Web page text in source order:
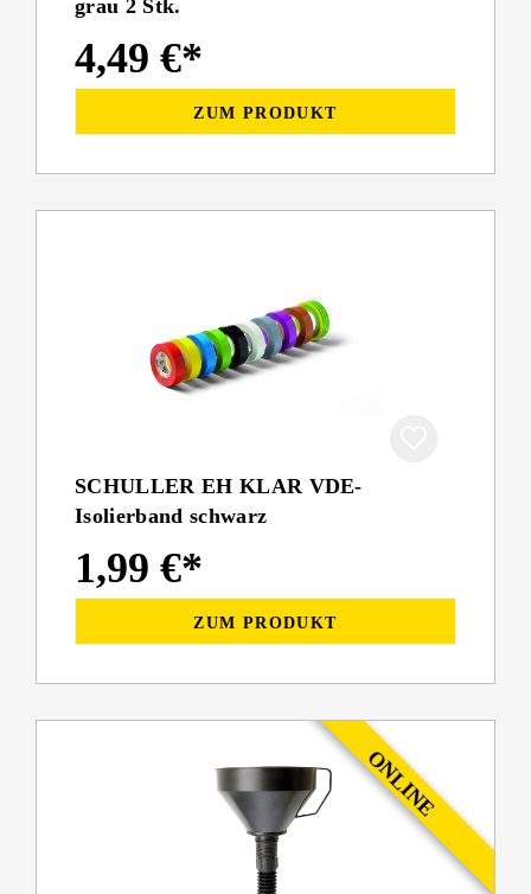
grau 2 Stk.
4,49 €*
ZUM PRODUKT
SCHULLER EH KLAR VDE-
Isolierband schwarz
1,99 €*
ZUM PRODUKT